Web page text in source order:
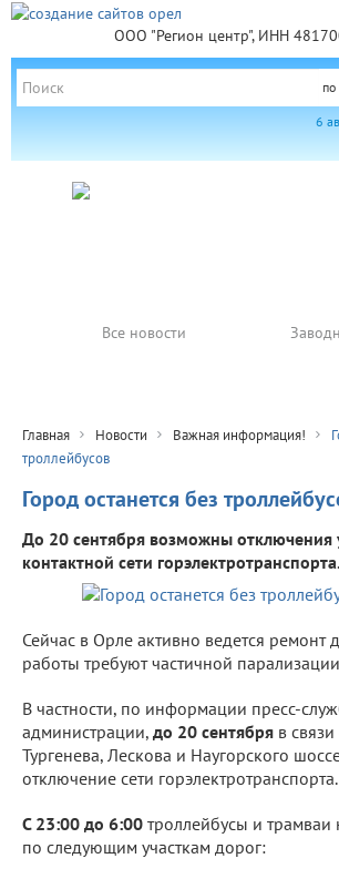
ООО "Регион центр", ИНН
по
6
Все новости
Главная Новости Важная информация!
троллейбусов
Город останется без
До 20 сентября возможны отключения
контактной сети горэлектротранспорта.
Сейчас в Орле активно ведется ремонт
работы требуют частичной
В частности, по информации пресс-
администрации, до 20 сентября в
Тургенева, Лескова и Наугорского
отключение сети горэлектротранспорта.
С 23:00 до 6:00 троллейбусы и трамваи
по следующим участкам дорог: